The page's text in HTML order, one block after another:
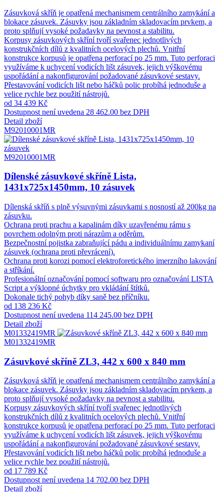
Zásuvková skříň je opatřená mechanismem centrálního zamykání a
blokace zásuvek. Zásuvky jsou základním skladovacím prvkem, a
proto splňují vysoké požadavky na pevnost a stabilitu.
Korpusy zásuvkových skříní tvoří svařenec jednotlivých
konstrukčních dílů z kvalitních ocelových plechů. Vnitřní
konstrukce korpusů je opatřena perforací po 25 mm. Tuto perforaci
využíváme k uchycení vodicích lišt zásuvek, jejich výškovému
uspořádání a nakonfigurování požadované zásuvkové sestavy.
Přestavování vodicích lišt nebo háčků polic probíhá jednoduše a
velice rychle bez použití nástrojů.
od 34 439 Kč
Dostupnost není uvedena 28 462.00 bez DPH
Detail zboží
M92010001MR
M92010001MR
Dílenské zásuvkové skříně Lista,
1431x725x1450mm, 10 zásuvek
Dílenská skříň s plně výsuvnými zásuvkami s nosností až 200kg na
zásuvku.
Ochrana proti prachu a kapalinám díky uzavřenému rámu s
povrchem odolným proti nárazům a oděrům.
Bezpečnostní pojistka zabraňující pádu a individuálnímu zamykaní
zásuvek (ochrana proti převrácení).
Ochrana proti korozi pomocí elektroforetického imerzního lakování
a stříkání.
Profesionální označování pomocí softwaru pro označování LISTA
Script a výklopné úchytky pro vkládání štítků.
Dokonale tichý pohyb díky saně bez příčníku.
od 138 236 Kč
Dostupnost není uvedena 114 245.00 bez DPH
Detail zboží
M01332419MR
M01332419MR
Zásuvkové skříně ZL3, 442 x 600 x 840 mm
Zásuvková skříň je opatřená mechanismem centrálního zamykání a
blokace zásuvek. Zásuvky jsou základním skladovacím prvkem, a
proto splňují vysoké požadavky na pevnost a stabilitu.
Korpusy zásuvkových skříní tvoří svařenec jednotlivých
konstrukčních dílů z kvalitních ocelových plechů. Vnitřní
konstrukce korpusů je opatřena perforací po 25 mm. Tuto perforaci
využíváme k uchycení vodicích lišt zásuvek, jejich výškovému
uspořádání a nakonfigurování požadované zásuvkové sestavy.
Přestavování vodicích lišt nebo háčků polic probíhá jednoduše a
velice rychle bez použití nástrojů.
od 17 789 Kč
Dostupnost není uvedena 14 702.00 bez DPH
Detail zboží